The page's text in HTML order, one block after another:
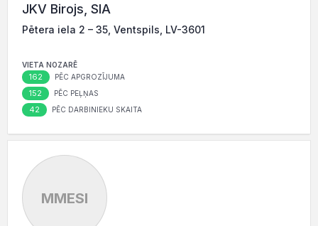
JKV Birojs, SIA
Pētera iela 2 – 35, Ventspils, LV-3601
VIETA NOZARĒ
162 PĒC APGROZĪJUMA
152 PĒC PEĻŅAS
42 PĒC DARBINIEKU SKAITA
MMESI